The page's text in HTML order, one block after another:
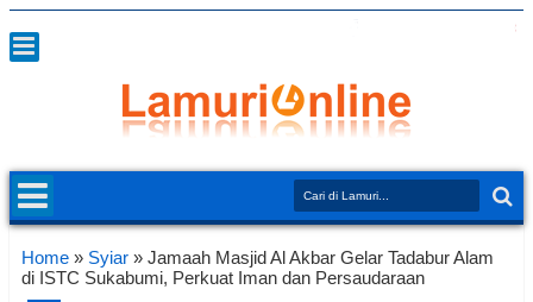
Home » Syiar » Jamaah Masjid Al Akbar Gelar Tadabur Alam
di ISTC Sukabumi, Perkuat Iman dan Persaudaraan